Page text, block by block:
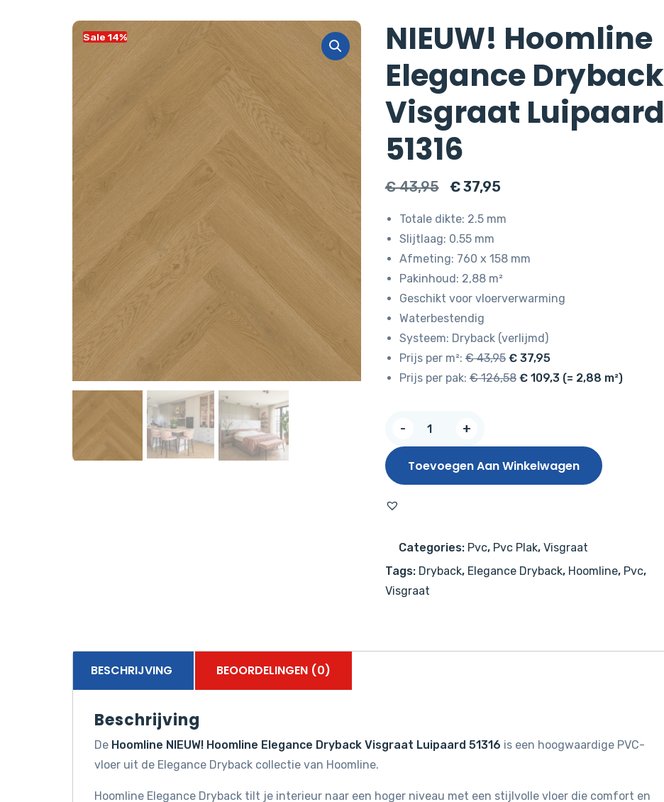
Sale 14%
NIEUW! Hoomline
Elegance Dryback
Visgraat Luipaard
51316
€43,95
Oorspronkelijke
was:
€ 43,95.
€37,95Huidige
€ 37,95.
Totale dikte: 2.5 mm
Slijtlaag: 0.55 mm
Afmeting: 760 x 158 mm
Pakinhoud: 2,88 m²
Geschikt voor vloerverwarming
Waterbestendig
Systeem: Dryback (verlijmd)
Prijs per m²:€ 43,95 € 37,95
Prijs per pak:€ 126,58 € 109,3 (= 2,88 m²)
-
Elegance
Dryback
Visgraat
+
Toevoegen Aan Winkelwagen
Categories: Pvc, Pvc Plak, Visgraat
Tags: Dryback, Elegance Dryback, Hoomline, Pvc,
Visgraat
BESCHRIJVING BEOORDELINGEN (0)
Beschrijving
De Hoomline NIEUW! Hoomline Elegance Dryback Visgraat Luipaard 51316 is een hoogwaardige PVC-
vloer uit de Elegance Dryback collectie van Hoomline.
Hoomline Elegance Dryback tilt je interieur naar een hoger niveau met een stijlvolle vloer die comfort en